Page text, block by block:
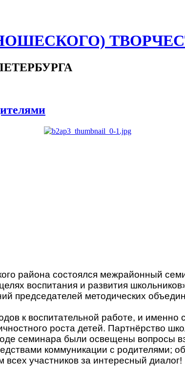
района состоялся межрайонный
воспитания и развития
председателей методических
к воспитательной работе, и
роста детей. Партнёрство
семинара были освещены вопросы
коммуникации с родителями;
участников за интересный диалог!